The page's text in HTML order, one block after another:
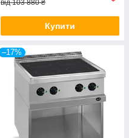
від 103 880 ₴
Купити
–17%